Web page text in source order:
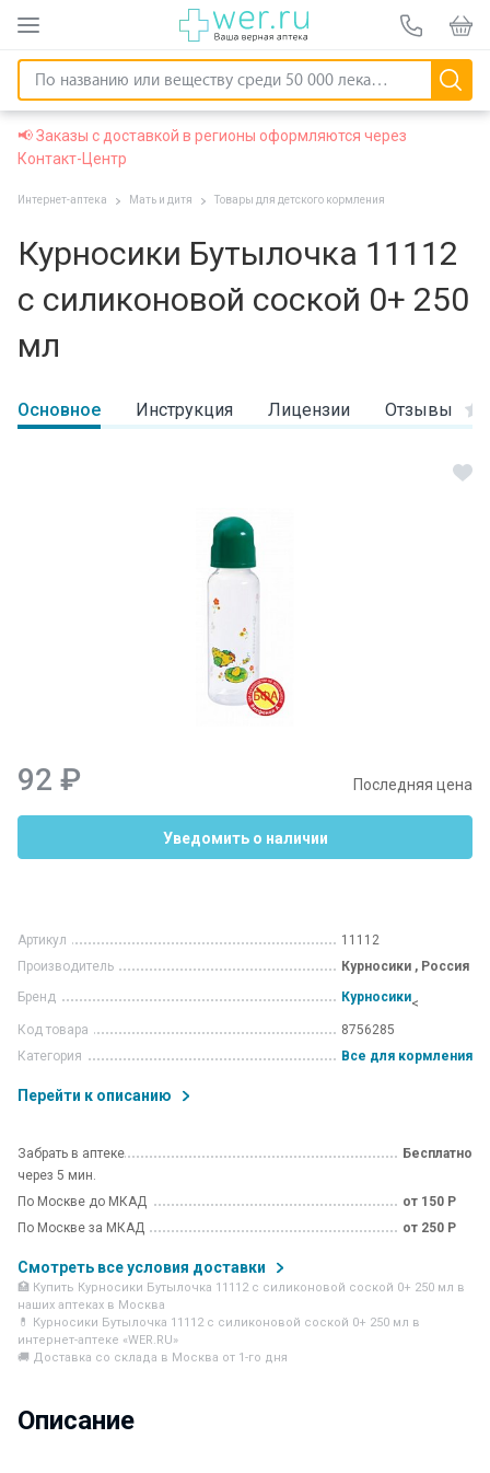
📢 Заказы с доставкой в регионы оформляются через
Контакт-Центр
Интернет-аптека Мать и дитя Товары для детского кормления
Курносики Бутылочка 11112
с силиконовой соской 0+ 250
мл
Основное Инструкция Лицензии Отзывы
92 ₽ Последняя цена
Уведомить о наличии
Артикул
11112
Производитель
Курносики , Россия
Бренд
Курносики<
Код товара
8756285
Категория
Все для кормления
Перейти к описанию
Забрать в аптеке
через 5 мин.
Бесплатно
По Москве до МКАД
от 150 Р
По Москве за МКАД
от 250 Р
Смотреть все условия доставки
🏥 Купить Курносики Бутылочка 11112 с силиконовой соской 0+ 250 мл в
наших аптеках в Москва
💊 Курносики Бутылочка 11112 с силиконовой соской 0+ 250 мл в
интернет-аптеке «WER.RU»
🚚 Доставка со склада в Москва от 1-го дня
Описание